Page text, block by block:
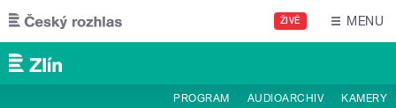
Přejít k hlavnímu obsahu
ŽIVĚ MENU
PROGRAM AUDIOARCHIV KAMERY